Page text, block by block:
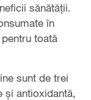
sănătății.
în
toată
sunt de trei
și antioxidantă,